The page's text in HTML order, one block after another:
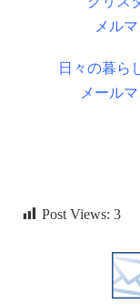
メル
日々の暮ら
メール
Post Views: 3